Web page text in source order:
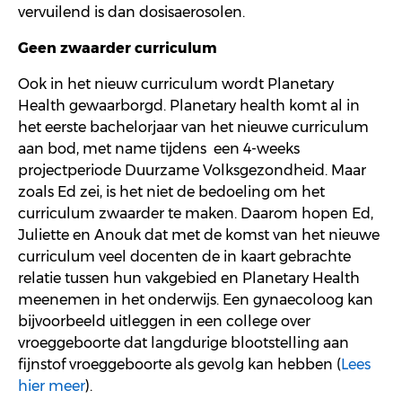
vervuilend is dan dosisaerosolen.
Geen zwaarder curriculum
Ook in het nieuw curriculum wordt Planetary
Health gewaarborgd. Planetaryhealth komt al in
het eerste bachelorjaar van het nieuwe curriculum
aan bod, met name tijdens een 4-weeks
projectperiode Duurzame Volksgezondheid. Maar
zoa ls Ed zei, is het niet de bedoeling om het
curriculum zwaarder te maken. Daarom hopen Ed,
Juliette en Anouk dat met de komst van het nieuwe
curriculum veel docenten de in kaart gebrachte
relatie tussen hun vakgebied en P lanetary Health
meenemen in het onderwijs. Een gynaecoloog kan
bijvoorbeeld uitleggen in een college over
vroeggeboorte dat l angdurige blootstelling aan
fijnstof vroeggeboorte als gevolg kan hebben (Lees
hier meer).